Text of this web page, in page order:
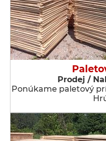
Prodej /
Ponúkame paletový